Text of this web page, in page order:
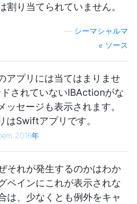
割り当てられていません。
シーマシャルマ
ソース
アプリには当てはまりませ
されていないIBActionがな
ッセージも表示されます。
はSwiftアプリです。
2016年
それが発生するのかはわか
ペインにこれ​​が表示されな
は、少なくとも例外をキャ